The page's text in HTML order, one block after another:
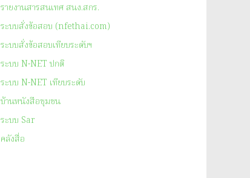
รายงานสารสนเทศ สนง.สกร.
ระบบสั่งข้อสอบ (nfethai.com)
ระบบสั่งข้อสอบเทียบระดับฯ
ระบบ N-NET ปกติ
ระบบ N-NET เทียบระดับ
บ้านหนังสือชุมชน
ระบบ Sar
คลังสื่อ